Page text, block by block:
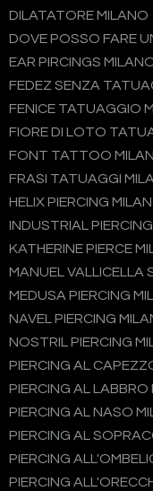
DILATATORE MILANO
DOVE POSSO FARE
EAR PIRCINGS
FEDEZ SENZA
FENICE TATUAGGIO
FIORE DI LOTO
FONT TATTOO
FRASI TATUAGGI
HELIX PIERCING
INDUSTRIAL
KATHERINE PIERCE
MANUEL VALLICELLA
MEDUSA PIERCING
NAVEL PIERCING
NOSTRIL PIERCING
PIERCING AL
PIERCING AL LABBRO
PIERCING AL NASO
PIERCING AL
PIERCING
PIERCING